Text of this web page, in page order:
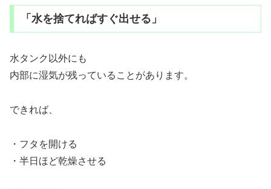
「水を捨てればすぐ出せる」
水タンク以外にも
内部に湿気が残っていることがあります。
できれば、
・フタを開ける
・半日ほど乾燥させる